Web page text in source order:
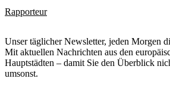
Rapporteur
Unser täglicher Newsletter, jeden Morgen
Mit aktuellen Nachrichten aus den
Hauptstädten – damit Sie den Überblick
umsonst.